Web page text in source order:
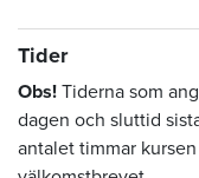
Tider
Obs! Tiderna som
dagen och sluttid
antalet timmar